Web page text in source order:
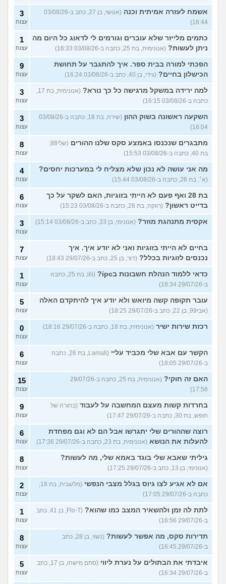
אשמח לעזרה אמיתית וכנה
(אנושי, בן 27, כתב ב-03/08/26
16:44)
3
עצות
כתמים מלייזר שלא עוברים וגורמים לי לדאוג כל היום מה
ניתן לעשות? (אנונימית, בת 25, כתבה ב-03/08/26 16:33)
1
עצות
הפכתי למורה בבית ספר. איך להתגבר על תחושת
הכישלון בחיים? (גידי, בן 40, כתב ב-03/08/26 16:24)
9
עצות
למה ירידה במשקל מרגישה כל כך נורא?
כתבה ב-03/08/26 16:15)
3
עצות
השקעה ראשונה בשוק ההון
(שירה, בת 18, כתבה ב-03/08/26
16:04)
3
עצות
מתבגרים שנכנסו באמצע סקס שלנו ההורים
בת 40, כתבה ב-03/08/26 15:53)
8
עצות
מה אני עושה לא נכון שלא מצליח לי במערכות יחסים?
(א׳, בת 26, כתבה ב-03/08/26 15:44)
4
עצות
בת 28 ואף פעם לא הייתי בזוגיות, האם לשקר על כך
בדייט ראשון? (רווקה, בת 28, כתבה ב-03/08/26 15:23)
6
עצות
אקסית מתנהגת מוזר? (אנונימי, בן 33, כתב ב-03/08/26 15:14) 3
עצות
בחיים לא הייתי בזוגיות ואני לא יודע איך. איך
נכנסים לזוגיות בכלל? (דור, בן 25, כתב ב-29/07/26 18:43)
7
עצות
כדאי ללמוד הנהלת חשבונות בipc?
(lili, בת 25, כתבה
ב-29/07/26 18:34)
1
עצות
עובר תקופה קשה מיואש ולא יודע איך להיתקדם האלה
(אבי99, בן 22, כתב ב-29/07/26 18:25)
5
עצות
רכזת שירות ישיר (אנונימית, בת 18, כתבה ב-29/07/26 18:16) 0
עצות
הקשר עם אבא שלי מכביד עליי
(Lamali, בת 26, כתבה
ב-29/07/26 18:05)
6
עצות
האם זה חוקי?
(אנונימית, בת 25, כתבה ב-29/07/26
17:56)
15
עצות
בחרדות קשות מעצם המחשבה על לעבוד (בחורה של
חופש, בת 30, כתבה ב-29/07/26 17:47)
9
עצות
רוצה שההורים שלי יתגרשו אבל הם לא וגם מפחדת
להעלות את הנושא (אנונימית, בת 23, כתבה ב-29/07/26 17:36)
6
עצות
גיליתי שאבא שלי בוגד באמא שלי, מה לעשות?
(אנונימי, בן 13, כתב ב-29/07/26 17:25)
8
עצות
אם לא אגיע לצו גיוס בגלל מצבי הנפשי
כתבה ב-29/07/26 17:05)
2
עצות
לתת לה זמן ולהשאיר המצב כמו שהוא?
(Flo-T, בן 41, כתב
ב-29/07/26 16:56)
1
עצות
תדירות סקס, מה אפשר לעשות?
(נשוי, בן 28, כתב
ב-29/07/26 16:45)
8
עצות
איבדתי את הבתולים על נערת ליווי
(סתם מישהו, בן 17, כתב
ב-29/07/26 16:34)
5
עצות